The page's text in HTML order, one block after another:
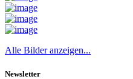
Alle Bilder anzeigen...
Newsletter